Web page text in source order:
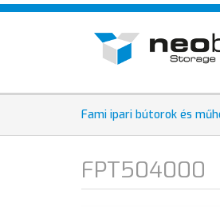
Ugrás
HU
EN
DE
Fami ipari bútorok és
FPT504000